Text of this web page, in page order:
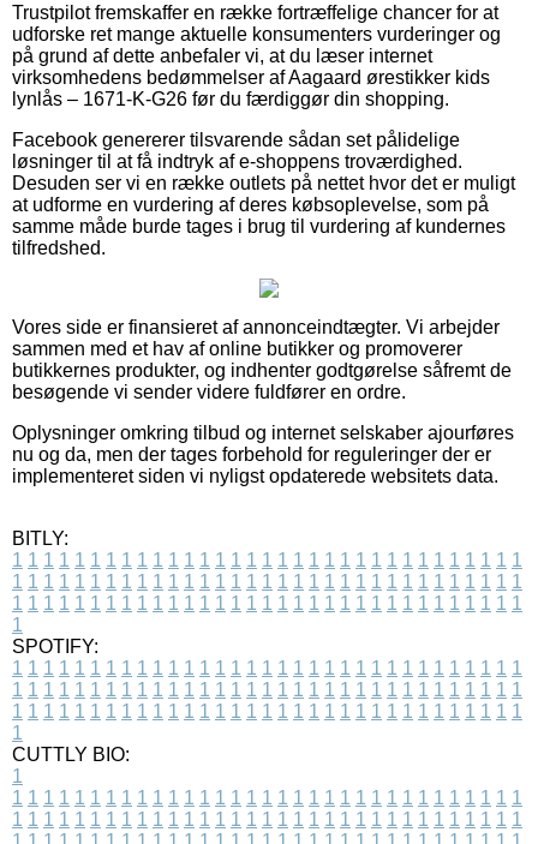
Trustpilot fremskaffer en række fortræffelige chancer for at
udforske ret mange aktuelle konsumenters vurderinger og
på grund af dette anbefaler vi, at du læser internet
virksomhedens bedømmelser af Aagaard ørestikker kids
lynlås – 1671-K-G26 før du færdiggør din shopping.
Facebook genererer tilsvarende sådan set pålidelige
løsninger til at få indtryk af e-shoppens troværdighed.
Desuden ser vi en række outlets på nettet hvor det er muligt
at udforme en vurdering af deres købsoplevelse, som på
samme måde burde tages i brug til vurdering af kundernes
tilfredshed.
Vores side er finansieret af annonceindtægter. Vi arbejder
sammen med et hav af online butikker og promoverer
butikkernes produkter, og indhenter godtgørelse såfremt de
besøgende vi sender videre fuldfører en ordre.
Oplysninger omkring tilbud og internet selskaber ajourføres
nu og da, men der tages forbehold for reguleringer der er
implementeret siden vi nyligst opdaterede websitets data.
BITLY:
1 1 1 1 1 1 1 1 1 1 1 1 1 1 1 1 1 1 1 1 1 1 1 1 1 1 1 1 1 1 1 1 1
1 1 1 1 1 1 1 1 1 1 1 1 1 1 1 1 1 1 1 1 1 1 1 1 1 1 1 1 1 1 1 1 1
1 1 1 1 1 1 1 1 1 1 1 1 1 1 1 1 1 1 1 1 1 1 1 1 1 1 1 1 1 1 1 1 1
1
SPOTIFY:
1 1 1 1 1 1 1 1 1 1 1 1 1 1 1 1 1 1 1 1 1 1 1 1 1 1 1 1 1 1 1 1 1
1 1 1 1 1 1 1 1 1 1 1 1 1 1 1 1 1 1 1 1 1 1 1 1 1 1 1 1 1 1 1 1 1
1 1 1 1 1 1 1 1 1 1 1 1 1 1 1 1 1 1 1 1 1 1 1 1 1 1 1 1 1 1 1 1 1
1
CUTTLY BIO:
1
1 1 1 1 1 1 1 1 1 1 1 1 1 1 1 1 1 1 1 1 1 1 1 1 1 1 1 1 1 1 1 1 1
1 1 1 1 1 1 1 1 1 1 1 1 1 1 1 1 1 1 1 1 1 1 1 1 1 1 1 1 1 1 1 1 1